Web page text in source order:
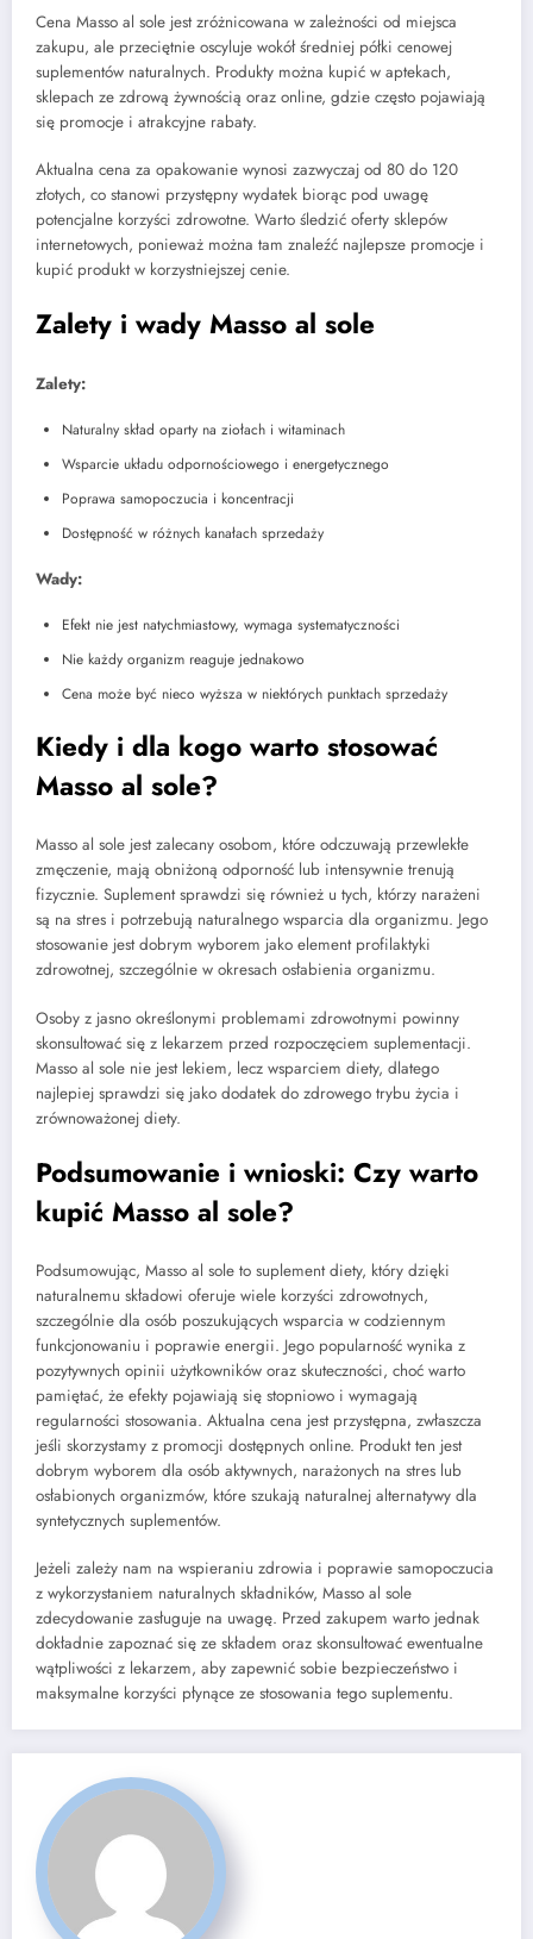
Cena Masso al sole jest zróżnicowana w zależności od miejsca
zakupu, ale przeciętnie oscyluje wokół średniej półki cenowej
suplementów naturalnych. Produkty można kupić w aptekach,
sklepach ze zdrową żywnością oraz online, gdzie często pojawiają
się promocje i atrakcyjne rabaty.
Aktualna cena za opakowanie wynosi zazwyczaj od 80 do 120
złotych, co stanowi przystępny wydatek biorąc pod uwagę
potencjalne korzyści zdrowotne. Warto śledzić oferty sklepów
internetowych, ponieważ można tam znaleźć najlepsze promocje i
kupić produkt w korzystniejszej cenie.
Zalety i wady Masso al sole
Zalety:
Naturalny skład oparty na ziołach i witaminach
Wsparcie układu odpornościowego i energetycznego
Poprawa samopoczucia i koncentracji
Dostępność w różnych kanałach sprzedaży
Wady:
Efekt nie jest natychmiastowy, wymaga systematyczności
Nie każdy organizm reaguje jednakowo
Cena może być nieco wyższa w niektórych punktach sprzedaży
Kiedy i dla kogo warto stosować
Masso al sole?
Masso al sole jest zalecany osobom, które odczuwają przewlekłe
zmęczenie, mają obniżoną odporność lub intensywnie trenują
fizycznie. Suplement sprawdzi się również u tych, którzy narażeni
są na stres i potrzebują naturalnego wsparcia dla organizmu. Jego
stosowanie jest dobrym wyborem jako element profilaktyki
zdrowotnej, szczególnie w okresach osłabienia organizmu.
Osoby z jasno określonymi problemami zdrowotnymi powinny
skonsultować się z lekarzem przed rozpoczęciem suplementacji.
Masso al sole nie jest lekiem, lecz wsparciem diety, dlatego
najlepiej sprawdzi się jako dodatek do zdrowego trybu życia i
zrównoważonej diety.
Podsumowanie i wnioski: Czy warto
kupić Masso al sole?
Podsumowując, Masso al sole to suplement diety, który dzięki
naturalnemu składowi oferuje wiele korzyści zdrowotnych,
szczególnie dla osób poszukujących wsparcia w codziennym
funkcjonowaniu i poprawie energii. Jego popularność wynika z
pozytywnych opinii użytkowników oraz skuteczności, choć warto
pamiętać, że efekty pojawiają się stopniowo i wymagają
regularności stosowania. Aktualna cena jest przystępna, zwłaszcza
jeśli skorzystamy z promocji dostępnych online. Produkt ten jest
dobrym wyborem dla osób aktywnych, narażonych na stres lub
osłabionych organizmów, które szukają naturalnej alternatywy dla
syntetycznych suplementów.
Jeżeli zależy nam na wspieraniu zdrowia i poprawie samopoczucia
z wykorzystaniem naturalnych składników, Masso al sole
zdecydowanie zasługuje na uwagę. Przed zakupem warto jednak
dokładnie zapoznać się ze składem oraz skonsultować ewentualne
wątpliwości z lekarzem, aby zapewnić sobie bezpieczeństwo i
maksymalne korzyści płynące ze stosowania tego suplementu.